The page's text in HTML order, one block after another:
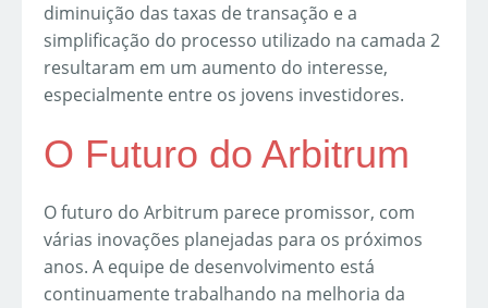
diminuição das taxas de transação e a
simplificação do processo utilizado na camada 2
resultaram em um aumento do interesse,
especialmente entre os jovens investidores.
O Futuro do Arbitrum
O futuro do Arbitrum parece promissor, com
várias inovações planejadas para os próximos
anos. A equipe de desenvolvimento está
continuamente trabalhando na melhoria da